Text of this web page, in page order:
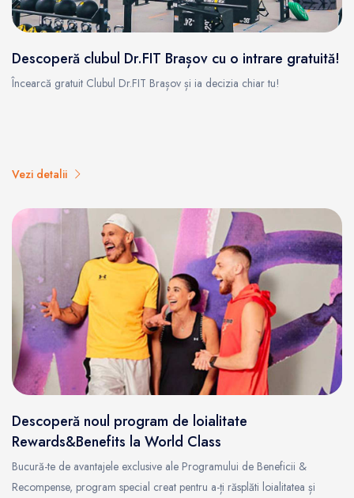
Descoperă clubul Dr.FIT Brașov cu o intrare gratuită!
Încearcă gratuit Clubul Dr.FIT Brașov și ia decizia chiar tu!
Vezi detalii
Descoperă noul program de loialitate
Rewards&Benefits la World Class
Bucură-te de avantajele exclusive ale Programului de Beneficii &
Recompense, program special creat pentru a-ți răsplăti loialitatea și